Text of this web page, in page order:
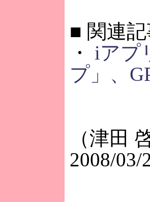
■ 関連
・ iアプ
プ」、
（津田
2008/03/